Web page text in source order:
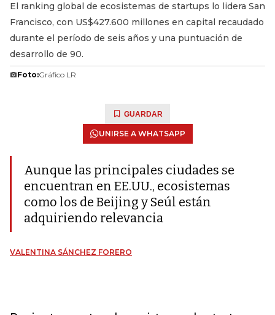
El ranking global de ecosistemas de startups lo lidera San
Francisco, con US$427.600 millones en capital recaudado
durante el período de seis años y una puntuación de
desarrollo de 90.
Foto:Gráfico LR
GUARDAR
UNIRSE A WHATSAPP
Aunque las principales ciudades se
encuentran en EE.UU., ecosistemas
como los de Beijing y Seúl están
adquiriendo relevancia
VALENTINA SÁNCHEZ FORERO